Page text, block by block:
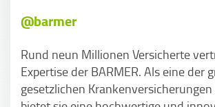
@barmer
Rund neun Millionen Versicherte
Expertise der BARMER. Als eine der
gesetzlichen